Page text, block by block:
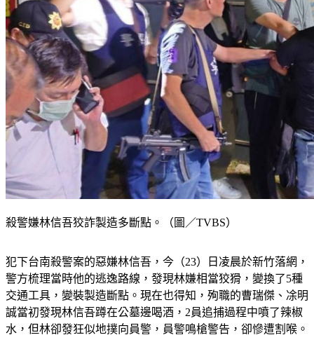
殺警嫌林信吾狡詐製造多斷點。（圖／TVBS）
犯下台南殺警案的惡嫌林信吾，今（23）日凌晨於新竹落網，
警方梳理當時他的逃逸路線，發現林嫌相當狡猾，變換了5種
交通工具，變裝製造斷點。現在也得知，殉職的曹瑞傑、凃明
誠當初發現林信吾蹲在公墓邊喝酒，2員追捕過程中噴了辣椒
水，但林卻發狂似地撲向員警，員警鳴槍警告，卻慘遭割喉。